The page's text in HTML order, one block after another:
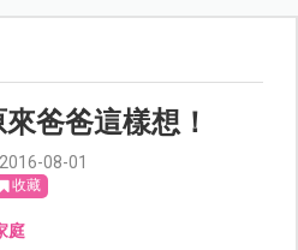
爸爸這樣想！
08-01
收藏
庭